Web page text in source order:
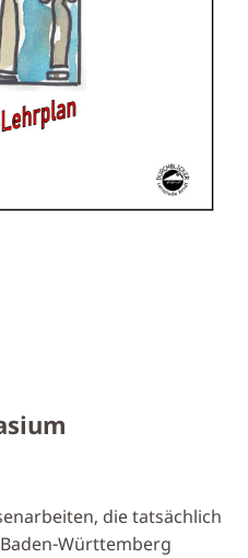
die tatsächlich
Württemberg